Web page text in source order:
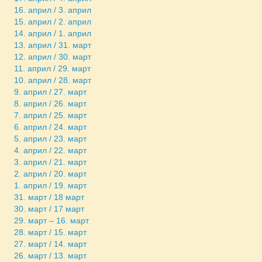
16. април / 3. април
15. април / 2. април
14. април / 1. април
13. април / 31. март
12. април / 30. март
11. април / 29. март
10. април / 28. март
9. април / 27. март
8. април / 26. март
7. април / 25. март
6. април / 24. март
5. април / 23. март
4. април / 22. март
3. април / 21. март
2. април / 20. март
1. април / 19. март
31. март / 18 март
30. март / 17 март
29. март – 16. март
28. март / 15. март
27. март / 14. март
26. март / 13. март